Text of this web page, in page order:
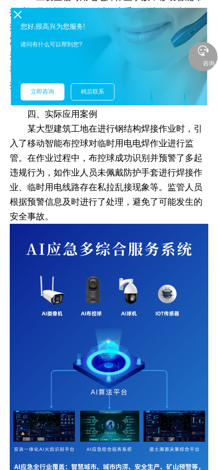
控球记录的视频数据可以作为重要的事故调查证
据。通过回放事故发生前后的视频，监管人员可以
准确了解事故发生的经过和原因，确定事故责任。
这对于公正处理事故、追究相关人员的责任具有重
要意义，同时也能够为今后的安全管理和事故预防
提供宝贵的经验教训。
四、实际应用案例
某大型建筑工地在进行钢结构焊接作业时，引
入了移动智能布控球对临时用电电焊作业进行监
管。在作业过程中，布控球成功识别并预警了多起
违规行为，如作业人员未佩戴防护手套进行焊接作
业、临时用电线路存在私拉乱接现象等。监管人员
根据预警信息及时进行了处理，避免了可能发生的
安全事故。
您好,很高兴为您服务!
请问有什么可以帮到您?
立即咨询 稍后联系
咨询